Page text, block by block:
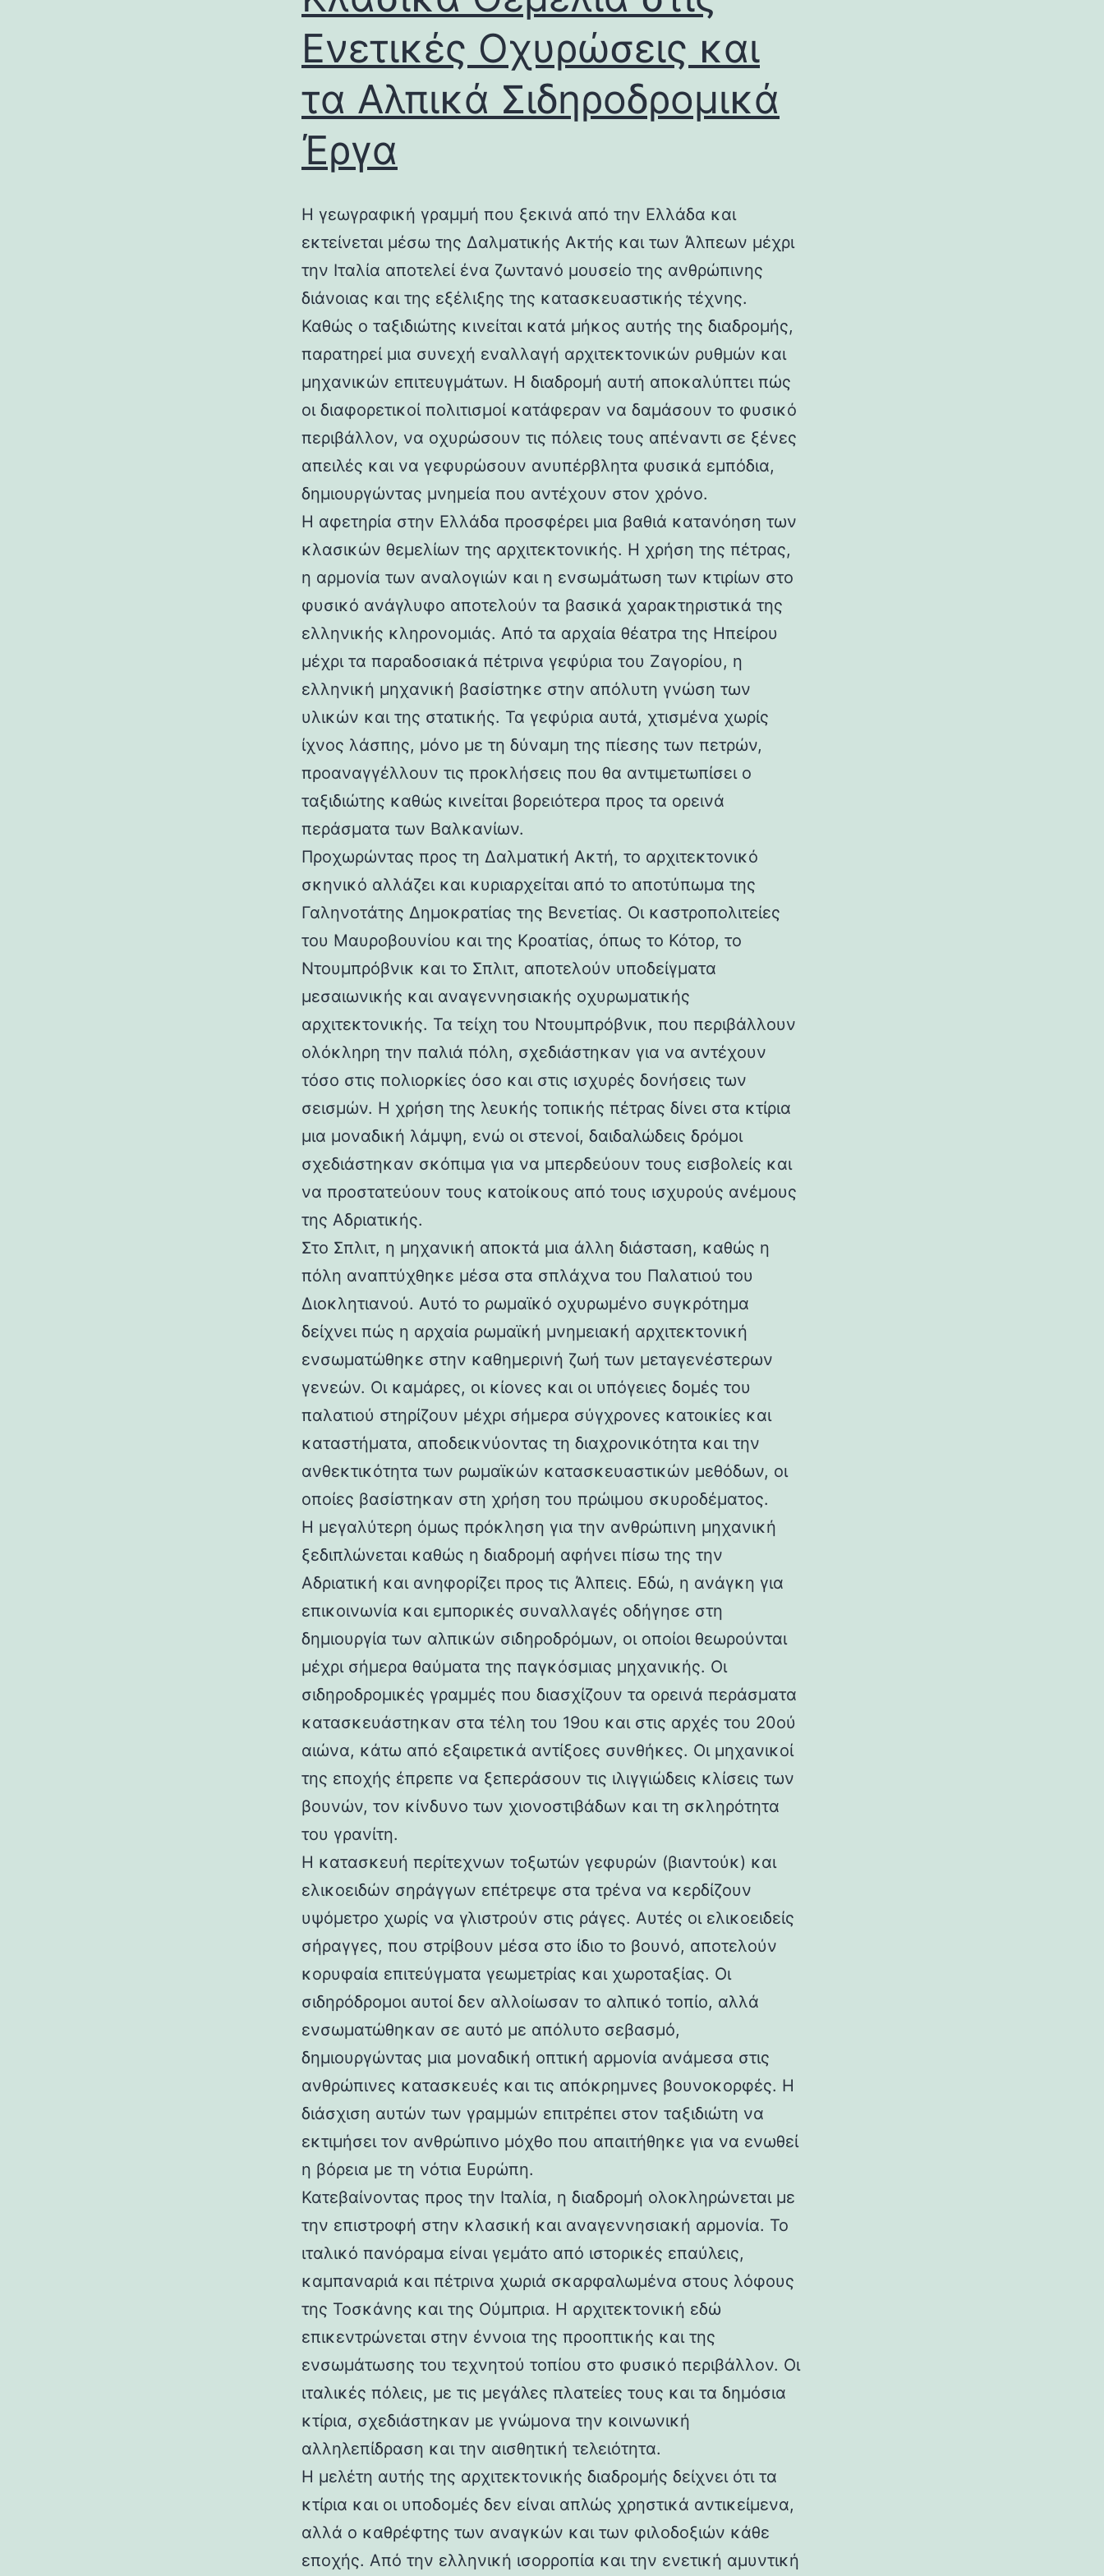
Ενετικές Οχυρώσεις και
τα Αλπικά Σιδηροδρομικά
Έργα
Η γεωγραφική γραμμή που ξεκινά από την Ελλάδα και
εκτείνεται μέσω της Δαλματικής Ακτής και των Άλπεων μέχρι
την Ιταλία αποτελεί ένα ζωντανό μουσείο της ανθρώπινης
διάνοιας και της εξέλιξης της κατασκευαστικής τέχνης.
Καθώς ο ταξιδιώτης κινείται κατά μήκος αυτής της διαδρομής,
παρατηρεί μια συνεχή εναλλαγή αρχιτεκτονικών ρυθμών και
μηχανικών επιτευγμάτων. Η διαδρομή αυτή αποκαλύπτει πώς
οι διαφορετικοί πολιτισμοί κατάφεραν να δαμάσουν το φυσικό
περιβάλλον, να οχυρώσουν τις πόλεις τους απέναντι σε ξένες
απειλές και να γεφυρώσουν ανυπέρβλητα φυσικά εμπόδια,
δημιουργώντας μνημεία που αντέχουν στον χρόνο.
Η αφετηρία στην Ελλάδα προσφέρει μια βαθιά κατανόηση των
κλασικών θεμελίων της αρχιτεκτονικής. Η χρήση της πέτρας,
η αρμονία των αναλογιών και η ενσωμάτωση των κτιρίων στο
φυσικό ανάγλυφο αποτελούν τα βασικά χαρακτηριστικά της
ελληνικής κληρονομιάς. Από τα αρχαία θέατρα της Ηπείρου
μέχρι τα παραδοσιακά πέτρινα γεφύρια του Ζαγορίου, η
ελληνική μηχανική βασίστηκε στην απόλυτη γνώση των
υλικών και της στατικής. Τα γεφύρια αυτά, χτισμένα χωρίς
ίχνος λάσπης, μόνο με τη δύναμη της πίεσης των πετρών,
προαναγγέλλουν τις προκλήσεις που θα αντιμετωπίσει ο
ταξιδιώτης καθώς κινείται βορειότερα προς τα ορεινά
περάσματα των Βαλκανίων.
Προχωρώντας προς τη Δαλματική Ακτή, το αρχιτεκτονικό
σκηνικό αλλάζει και κυριαρχείται από το αποτύπωμα της
Γαληνοτάτης Δημοκρατίας της Βενετίας. Οι καστροπολιτείες
του Μαυροβουνίου και της Κροατίας, όπως το Κότορ, το
Ντουμπρόβνικ και το Σπλιτ, αποτελούν υποδείγματα
μεσαιωνικής και αναγεννησιακής οχυρωματικής
αρχιτεκτονικής. Τα τείχη του Ντουμπρόβνικ, που περιβάλλουν
ολόκληρη την παλιά πόλη, σχεδιάστηκαν για να αντέχουν
τόσο στις πολιορκίες όσο και στις ισχυρές δονήσεις των
σεισμών. Η χρήση της λευκής τοπικής πέτρας δίνει στα κτίρια
μια μοναδική λάμψη, ενώ οι στενοί, δαιδαλώδεις δρόμοι
σχεδιάστηκαν σκόπιμα για να μπερδεύουν τους εισβολείς και
να προστατεύουν τους κατοίκους από τους ισχυρούς ανέμους
της Αδριατικής.
Στο Σπλιτ, η μηχανική αποκτά μια άλλη διάσταση, καθώς η
πόλη αναπτύχθηκε μέσα στα σπλάχνα του Παλατιού του
Διοκλητιανού. Αυτό το ρωμαϊκό οχυρωμένο συγκρότημα
δείχνει πώς η αρχαία ρωμαϊκή μνημειακή αρχιτεκτονική
ενσωματώθηκε στην καθημερινή ζωή των μεταγενέστερων
γενεών. Οι καμάρες, οι κίονες και οι υπόγειες δομές του
παλατιού στηρίζουν μέχρι σήμερα σύγχρονες κατοικίες και
καταστήματα, αποδεικνύοντας τη διαχρονικότητα και την
ανθεκτικότητα των ρωμαϊκών κατασκευαστικών μεθόδων, οι
οποίες βασίστηκαν στη χρήση του πρώιμου σκυροδέματος.
Η μεγαλύτερη όμως πρόκληση για την ανθρώπινη μηχανική
ξεδιπλώνεται καθώς η διαδρομή αφήνει πίσω της την
Αδριατική και ανηφορίζει προς τις Άλπεις. Εδώ, η ανάγκη για
επικοινωνία και εμπορικές συναλλαγές οδήγησε στη
δημιουργία των αλπικών σιδηροδρόμων, οι οποίοι θεωρούνται
μέχρι σήμερα θαύματα της παγκόσμιας μηχανικής. Οι
σιδηροδρομικές γραμμές που διασχίζουν τα ορεινά περάσματα
κατασκευάστηκαν στα τέλη του 19ου και στις αρχές του 20ού
αιώνα, κάτω από εξαιρετικά αντίξοες συνθήκες. Οι μηχανικοί
της εποχής έπρεπε να ξεπεράσουν τις ιλιγγιώδεις κλίσεις των
βουνών, τον κίνδυνο των χιονοστιβάδων και τη σκληρότητα
του γρανίτη.
Η κατασκευή περίτεχνων τοξωτών γεφυρών (βιαντούκ) και
ελικοειδών σηράγγων επέτρεψε στα τρένα να κερδίζουν
υψόμετρο χωρίς να γλιστρούν στις ράγες. Αυτές οι ελικοειδείς
σήραγγες, που στρίβουν μέσα στο ίδιο το βουνό, αποτελούν
κορυφαία επιτεύγματα γεωμετρίας και χωροταξίας. Οι
σιδηρόδρομοι αυτοί δεν αλλοίωσαν το αλπικό τοπίο, αλλά
ενσωματώθηκαν σε αυτό με απόλυτο σεβασμό,
δημιουργώντας μια μοναδική οπτική αρμονία ανάμεσα στις
ανθρώπινες κατασκευές και τις απόκρημνες βουνοκορφές. Η
διάσχιση αυτών των γραμμών επιτρέπει στον ταξιδιώτη να
εκτιμήσει τον ανθρώπινο μόχθο που απαιτήθηκε για να ενωθεί
η βόρεια με τη νότια Ευρώπη.
Κατεβαίνοντας προς την Ιταλία, η διαδρομή ολοκληρώνεται με
την επιστροφή στην κλασική και αναγεννησιακή αρμονία. Το
ιταλικό πανόραμα είναι γεμάτο από ιστορικές επαύλεις,
καμπαναριά και πέτρινα χωριά σκαρφαλωμένα στους λόφους
της Τοσκάνης και της Ούμπρια. Η αρχιτεκτονική εδώ
επικεντρώνεται στην έννοια της προοπτικής και της
ενσωμάτωσης του τεχνητού τοπίου στο φυσικό περιβάλλον. Οι
ιταλικές πόλεις, με τις μεγάλες πλατείες τους και τα δημόσια
κτίρια, σχεδιάστηκαν με γνώμονα την κοινωνική
αλληλεπίδραση και την αισθητική τελειότητα.
Η μελέτη αυτής της αρχιτεκτονικής διαδρομής δείχνει ότι τα
κτίρια και οι υποδομές δεν είναι απλώς χρηστικά αντικείμενα,
αλλά ο καθρέφτης των αναγκών και των φιλοδοξιών κάθε
εποχής. Από την ελληνική ισορροπία και την ενετική αμυντική